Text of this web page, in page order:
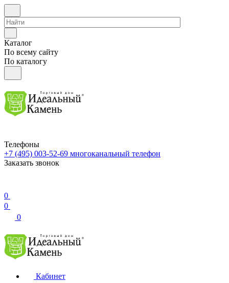
Каталог
По всему сайту
По каталогу
Телефоны
+7 (495) 003-52-69 многоканальный телефон
Заказать звонок
0
0
0
Кабинет